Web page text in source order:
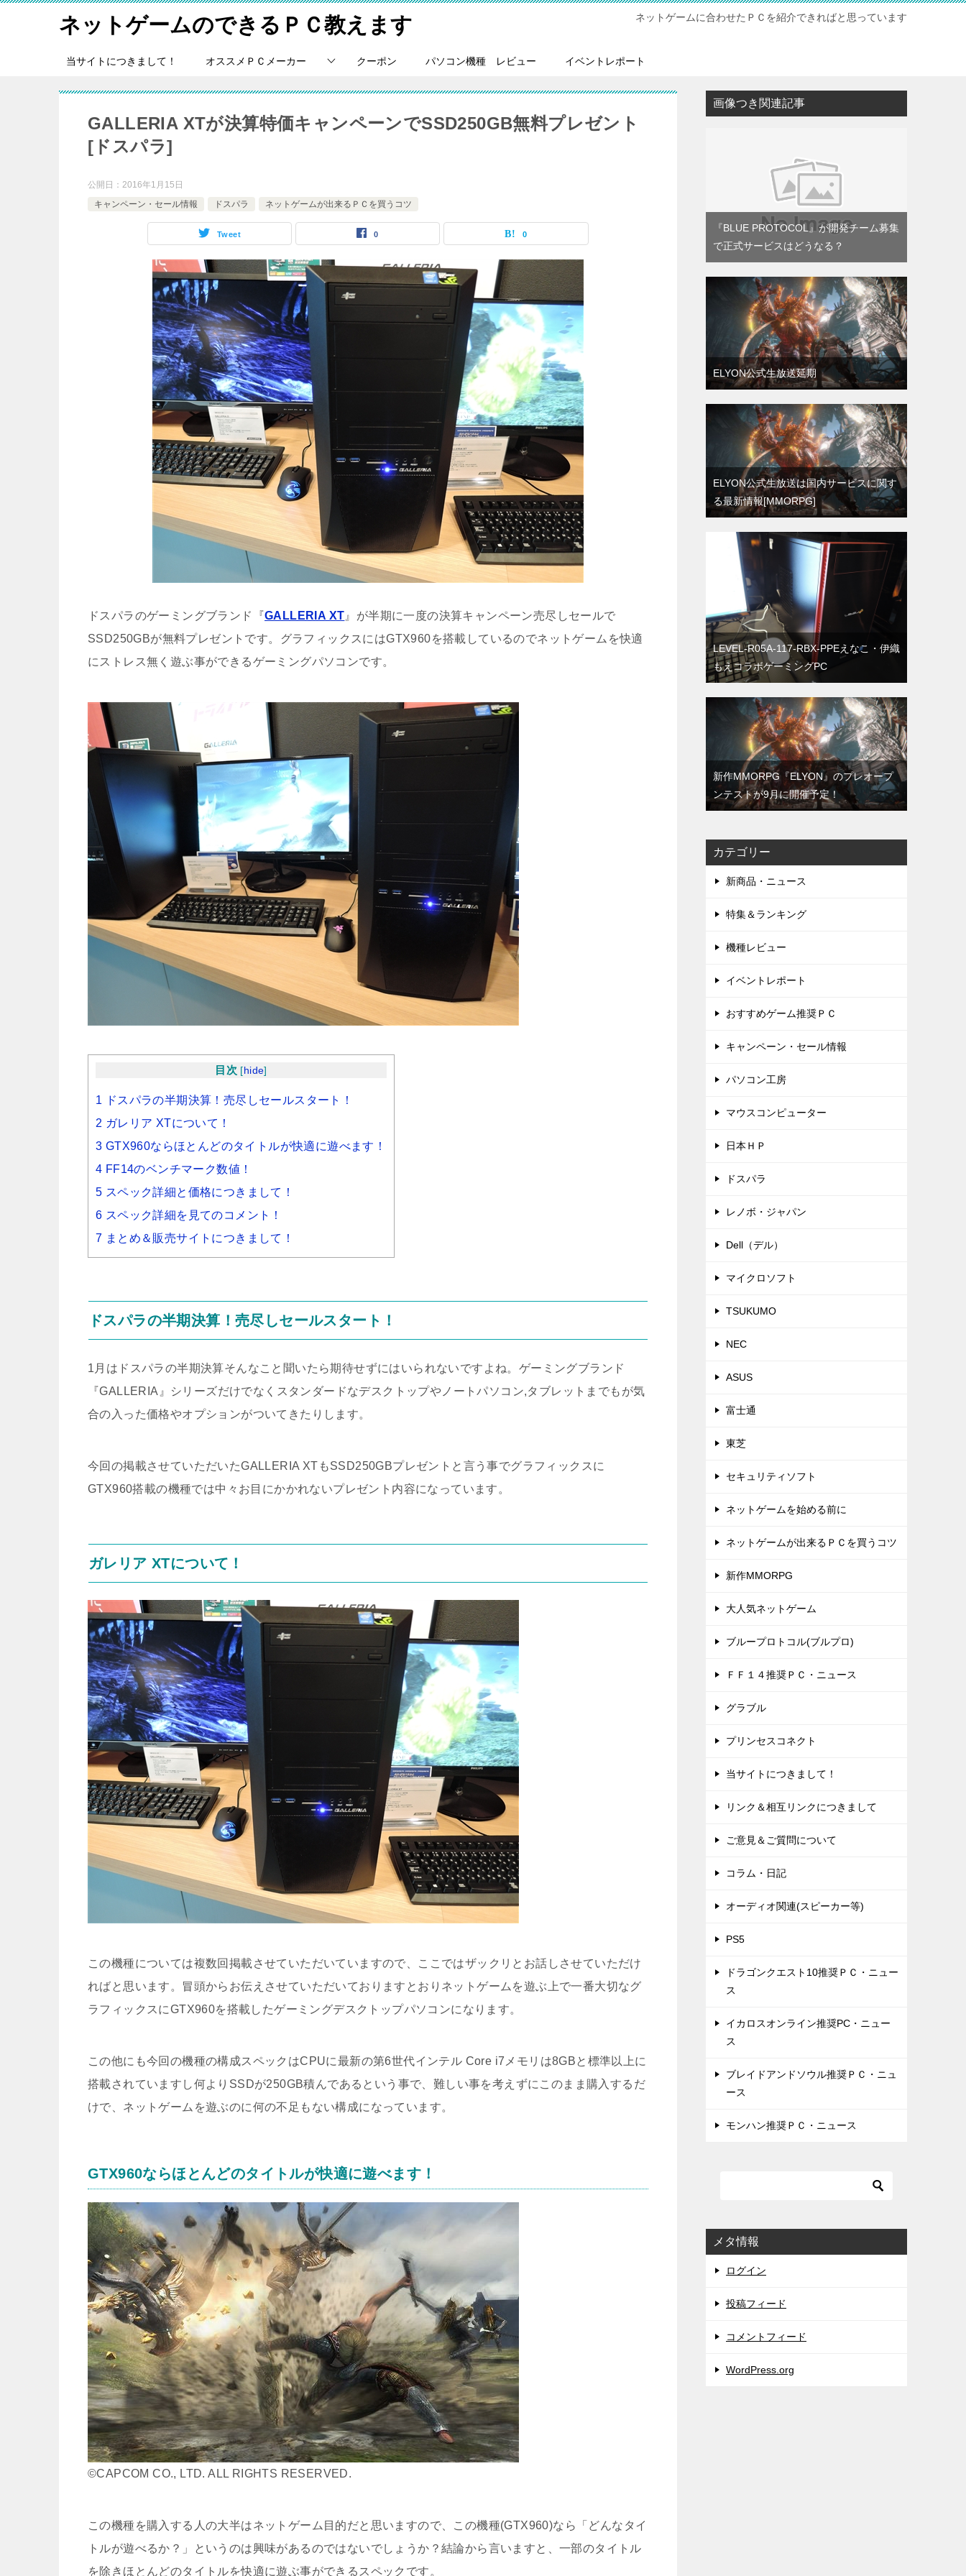
ネットゲームのできるＰＣ教えます ネットゲームに合わせたＰＣを紹介できればと思っています
当サイトにつきまして！ オススメＰＣメーカー クーポン パソコン機種 レビュー イベントレポート
GALLERIA XTが決算特価キャンペーンでSSD250GB無料プレゼント
[ドスパラ]
公開日： 2016年1月15日
キャンペーン・セール情報
ドスパラ ネットゲームが出来るＰＣを買うコツ
Tweet 0 0
ドスパラのゲーミングブランド『GALLERIA XT 』が半期に一度の決算キャンペーン売尽しセールで
SSD250GBが無料プレゼントです。グラフィックスにはGTX960を搭載しているのでネットゲームを快適
にストレス無く遊ぶ事ができるゲーミングパソコンです。
目次 [ hide]
1 ドスパラの半期決算！売尽しセールスタート！
2 ガレリア XTについて！
3 GTX960ならほとんどのタイトルが快適に遊べます！
4 FF14のベンチマーク数値！
5 スペック詳細と価格につきまして！
6 スペック詳細を見てのコメント！
7 まとめ＆販売サイトにつきまして！
ドスパラの半期決算！売尽しセールスタート！
1月はドスパラの半期決算そんなこと聞いたら期待せずにはいられないですよね。ゲーミングブランド
『GALLERIA』シリーズだけでなくスタンダードなデスクトップやノートパソコン,タブレットまでもが気
合の入った価格やオプションがついてきたりします。
今回の掲載させていただいたGALLERIA XTもSSD250GBプレゼントと言う事でグラフィックスに
GTX960搭載の機種では中々お目にかかれないプレゼント内容になっています。
ガレリア XTについて！
この機種については複数回掲載させていただいていますので、ここではザックリとお話しさせていただけ
ればと思います。冒頭からお伝えさせていただいておりますとおりネットゲームを遊ぶ上で一番大切なグ
ラフィックスにGTX960を搭載したゲーミングデスクトップパソコンになります。
この他にも今回の機種の構成スペックはCPUに最新の第6世代インテル Core i7メモリは8GBと標準以上に
搭載されていますし何よりSSDが250GB積んであるという事で、難しい事を考えずにこのまま購入するだ
けで、ネットゲームを遊ぶのに何の不足もない構成になっています。
GTX960ならほとんどのタイトルが快適に遊べます！
©CAPCOM CO., LTD. ALL RIGHTS RESERVED.
この機種を購入する人の大半はネットゲーム目的だと思いますので、この機種(GTX960)なら「どんなタイ
トルが遊べるか？」というのは興味があるのではないでしょうか？結論から言いますと、一部のタイトル
を除きほとんどのタイトルを快適に遊ぶ事ができるスペックです。
画像つき関連記事
『BLUE PROTOCOL』が開発チーム募集
で正式サービスはどうなる？
ELYON公式生放送延期
ELYON公式生放送は国内サービスに関す
る最新情報[MMORPG]
LEVEL-R05A-117-RBX-PPEえなこ・伊織
もえコラボゲーミングPC
新作MMORPG『ELYON』のプレオープ
ンテストが9月に開催予定！
カテゴリー
新商品・ニュース
特集＆ランキング
機種レビュー
イベントレポート
おすすめゲーム推奨ＰＣ
キャンペーン・セール情報
パソコン工房
マウスコンピューター
日本ＨＰ
ドスパラ
レノボ・ジャパン
Dell（デル）
マイクロソフト
TSUKUMO
NEC
ASUS
富士通
東芝
セキュリティソフト
ネットゲームを始める前に
ネットゲームが出来るＰＣを買うコツ
新作MMORPG
大人気ネットゲーム
ブループロトコル(ブルプロ)
ＦＦ１４推奨ＰＣ・ニュース
グラブル
プリンセスコネクト
当サイトにつきまして！
リンク＆相互リンクにつきまして
ご意見＆ご質問について
コラム・日記
オーディオ関連(スピーカー等)
PS5
ドラゴンクエスト10推奨ＰＣ・ニュー
ス
イカロスオンライン推奨PC・ニュー
ス
ブレイドアンドソウル推奨ＰＣ・ニュ
ース
モンハン推奨ＰＣ・ニュース
メタ情報
ログイン
投稿フィード
コメントフィード
WordPress.org